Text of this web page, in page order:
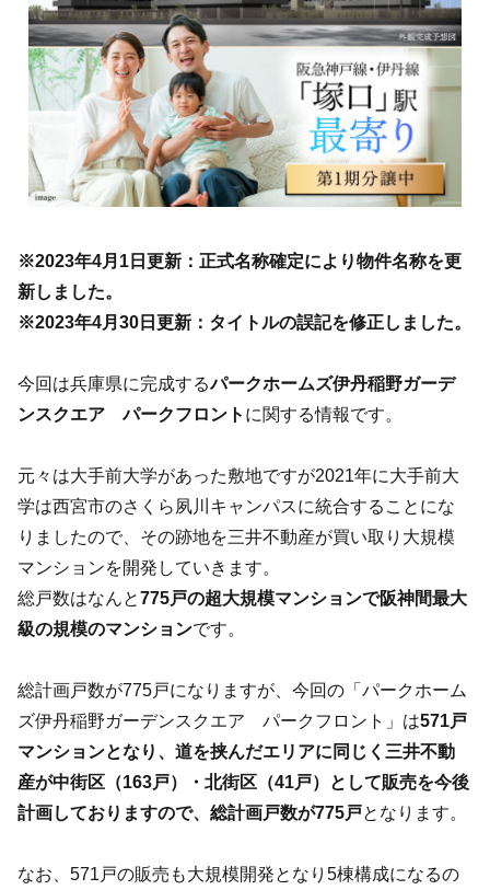
※2023年4月1日更新：正式名称確定により物件名称を更
新しました。
※2023年4月30日更新：タイトルの誤記を修正しました。
今回は兵庫県に完成するパークホームズ伊丹稲野ガーデ
ンスクエア パークフロント に関する情報です。
元々は大手前大学があった敷地ですが2021年に大手前大
学は西宮市のさくら夙川キャンパスに統合することにな
りましたので、その跡地を三井不動産が買い取り大規模
マンションを開発していきます。
総戸数はなんと775戸の超大規模マンションで阪神間最大
級の規模のマンションです。
総計画戸数が775戸になりますが、今回の「パークホーム
ズ伊丹稲野ガーデンスクエア パークフロント」は571戸
マンションとなり、道を挟んだエリアに同じく三井不動
産が中街区（163戸）・北街区（41戸）として販売を今後
計画しておりますので、総計画戸数が775戸となります。
なお、571戸の販売も大規模開発となり5棟構成になるの